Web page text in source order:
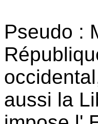
Pseudo :
aussi la